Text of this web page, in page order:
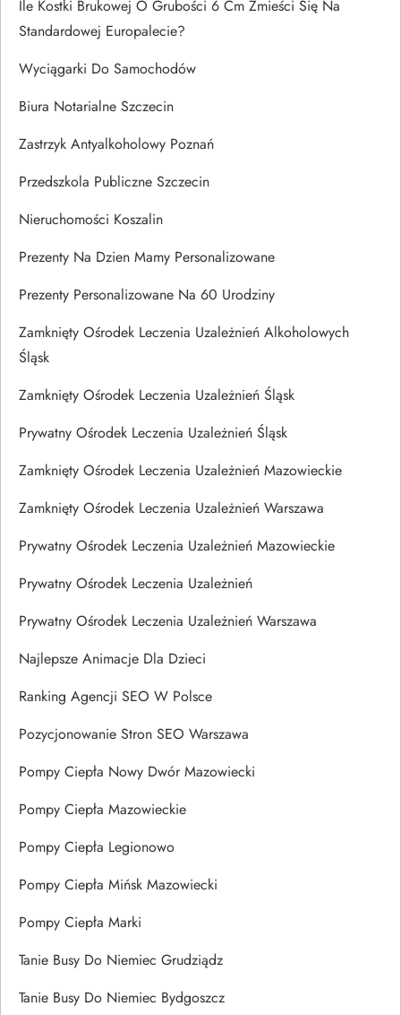
Ile Kostki Brukowej O Grubości 6 Cm Zmieści Się Na
Standardowej Europalecie?
Wyciągarki Do Samochodów
Biura Notarialne Szczecin
Zastrzyk Antyalkoholowy Poznań
Przedszkola Publiczne Szczecin
Nieruchomości Koszalin
Prezenty Na Dzien Mamy Personalizowane
Prezenty Personalizowane Na 60 Urodziny
Zamknięty Ośrodek Leczenia Uzależnień Alkoholowych
Śląsk
Zamknięty Ośrodek Leczenia Uzależnień Śląsk
Prywatny Ośrodek Leczenia Uzależnień Śląsk
Zamknięty Ośrodek Leczenia Uzależnień Mazowieckie
Zamknięty Ośrodek Leczenia Uzależnień Warszawa
Prywatny Ośrodek Leczenia Uzależnień Mazowieckie
Prywatny Ośrodek Leczenia Uzależnień
Prywatny Ośrodek Leczenia Uzależnień Warszawa
Najlepsze Animacje Dla Dzieci
Ranking Agencji SEO W Polsce
Pozycjonowanie Stron SEO Warszawa
Pompy Ciepła Nowy Dwór Mazowiecki
Pompy Ciepła Mazowieckie
Pompy Ciepła Legionowo
Pompy Ciepła Mińsk Mazowiecki
Pompy Ciepła Marki
Tanie Busy Do Niemiec Grudziądz
Tanie Busy Do Niemiec Bydgoszcz